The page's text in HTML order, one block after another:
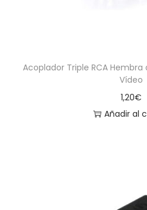
Acoplador Triple RCA
Vídeo
1,20€
Añadir al